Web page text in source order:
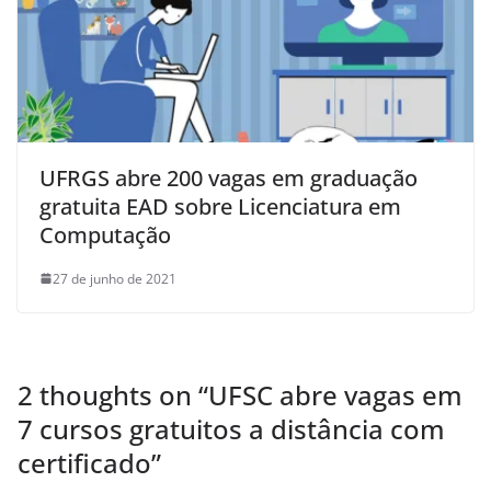
UFRGS abre 200 vagas em graduação
gratuita EAD sobre Licenciatura em
Computação
27 de junho de 2021
2 thoughts on “UFSC abre vagas em
7 cursos gratuitos a distância com
certificado”